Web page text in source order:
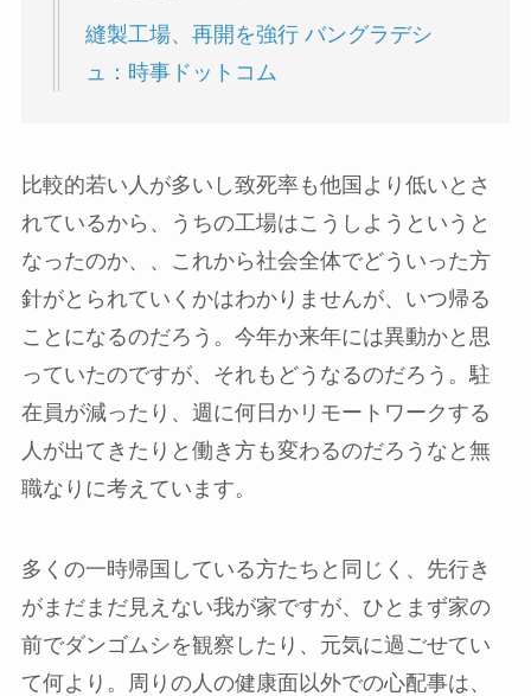
縫製工場、再開を強行 バングラデシ
ュ：時事ドットコム
比較的若い人が多いし致死率も他国より低いとさ
れているから、うちの工場はこうしようというと
なったのか、、これから社会全体でどういった方
針がとられていくかはわかりませんが、いつ帰る
ことになるのだろう。今年か来年には異動かと思
っていたのですが、それもどうなるのだろう。駐
在員が減ったり、週に何日かリモートワークする
人が出てきたりと働き方も変わるのだろうなと無
職なりに考えています。
多くの一時帰国している方たちと同じく、先行き
がまだまだ見えない我が家ですが、ひとまず家の
前でダンゴムシを観察したり、元気に過ごせてい
て何より。周りの人の健康面以外での心配事は、